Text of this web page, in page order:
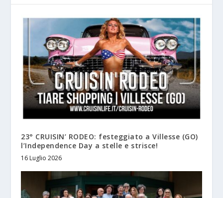
23° CRUISIN’ RODEO: festeggiato a Villesse (GO)
l’Independence Day a stelle e strisce!
16 Luglio 2026